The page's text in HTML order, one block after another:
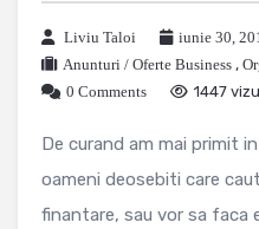
Liviu Taloi
iunie 30,
Anunturi / Oferte Business ,
0 Comments
1447
De curand am mai primit
oameni deosebiti care
finantare, sau vor sa faca